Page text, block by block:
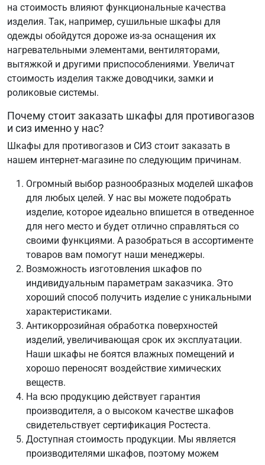
на стоимость влияют функциональные качества
изделия. Так, например, сушильные шкафы для
одежды обойдутся дороже из-за оснащения их
нагревательными элементами, вентиляторами,
вытяжкой и другими приспособлениями. Увеличат
стоимость изделия также доводчики, замки и
роликовые системы.
Почему стоит заказать шкафы для противогазов
и сиз именно у нас?
Шкафы для противогазов и СИЗ стоит заказать в
нашем интернет-магазине по следующим причинам.
Огромный выбор разнообразных моделей шкафов
для любых целей. У нас вы можете подобрать
изделие, которое идеально впишется в отведенное
для него место и будет отлично справляться со
своими функциями. А разобраться в ассортименте
товаров вам помогут наши менеджеры.
Возможность изготовления шкафов по
индивидуальным параметрам заказчика. Это
хороший способ получить изделие с уникальными
характеристиками.
Антикоррозийная обработка поверхностей
изделий, увеличивающая срок их эксплуатации.
Наши шкафы не боятся влажных помещений и
хорошо переносят воздействие химических
веществ.
На всю продукцию действует гарантия
производителя, а о высоком качестве шкафов
свидетельствует сертификация Ростеста.
Доступная стоимость продукции. Мы является
производителями шкафов, поэтому можем